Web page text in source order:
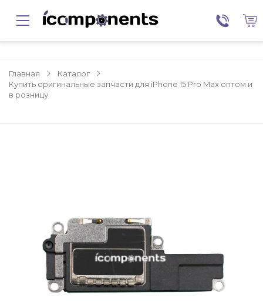
Главная
Каталог
Купить оригинальные запчасти для iPhone 15 Pro Max оптом и
в розницу